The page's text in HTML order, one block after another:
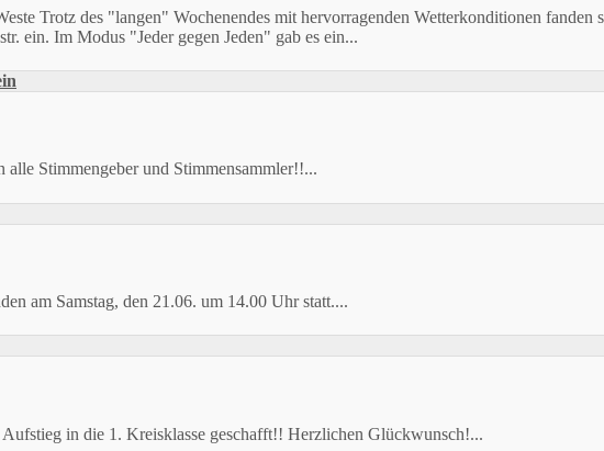
Trotz des "langen" Wochenendes mit hervorragenden Wetterkonditionen fanden
ein. Im Modus "Jeder gegen Jeden" gab es ein...
Stimmengeber und Stimmensammler!!...
am Samstag, den 21.06. um 14.00 Uhr statt....
in die 1. Kreisklasse geschafft!! Herzlichen Glückwunsch!...